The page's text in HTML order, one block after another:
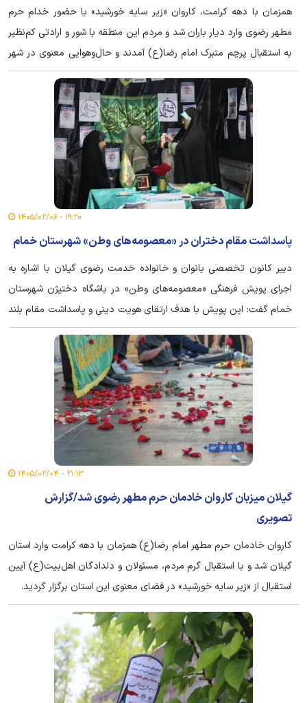
همزمان با دهه کرامت، کاروان «زیر سایه خورشید» با حضور خدام حرم
مطهر رضوی وارد دیار باران شد و مردم این منطقه با شور و ارادتی کم‌نظیر
به استقبال پرچم متبرک امام رضا(ع) آمدند و حال‌وهوایی معنوی در شهر
جاری ساختند.
۱۹:۲۰ - ۱۴۰۵/۰۲/۰۶
پاسداشت مقام دختران در «معصومه‌های وطن» شهرستان خمام
دبیر کانون تخصصی بانوان و خانواده خدمت رضوی گیلان با اشاره به
اجرای پویش فرهنگی «معصومه‌های وطن» در باشگاه دختیژن شهرستان
خمام گفت: این پویش با هدف ارتقای هویت دینی و پاسداشت مقام بلند
مرتبه دختران برگزار شد.
۲۱:۱۳ - ۱۴۰۵/۰۲/۰۴
گیلان میزبان کاروان خادمان حرم مطهر رضوی شد/گزارش
تصویری
کاروان خادمان حرم مطهر امام رضا(ع) همزمان با دهه کرامت وارد استان
گیلان شد و با استقبال گرم مردم، مسئولان و دلدادگان اهل‌بیت(ع) آیین
استقبال از «زیر سایه خورشید» در فضای معنوی این استان برگزار گردید.